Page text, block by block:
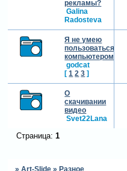
рекламы?
Galina
Radosteva
Я не умею
пользоваться
компьютером
godcat
[ 1 2 3 ]
О
скачивании
видео
Svet22Lana
Страница: 1
»Art-Slide »Разное